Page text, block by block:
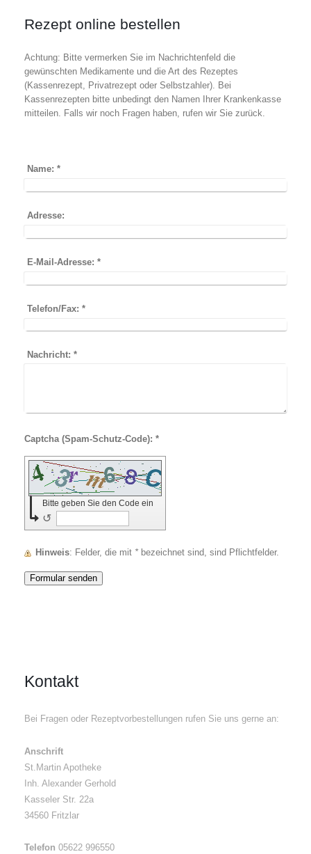
Rezept online bestellen
Achtung: Bitte vermerken Sie im Nachrichtenfeld die
gewünschten Medikamente und die Art des Rezeptes
(Kassenrezept, Privatrezept oder Selbstzahler). Bei
Kassenrezepten bitte unbedingt den Namen Ihrer Krankenkasse
mitteilen. Falls wir noch Fragen haben, rufen wir Sie zurück.
Name: *
Adresse:
E-Mail-Adresse: *
Telefon/Fax: *
Nachricht: *
Captcha (Spam-Schutz-Code): *
Bitte geben Sie den Code ein
↺
Hinweis : Felder, die mit *bezeichnet sind, sind Pflichtfelder.
Kontakt
Bei Fragen oder Rezeptvorbestellungen rufen Sie uns gerne an:
Anschrift
St.Martin Apotheke
Inh. Alexander Gerhold
Kasseler Str. 22a
34560 Fritzlar
Telefon 05622 996550